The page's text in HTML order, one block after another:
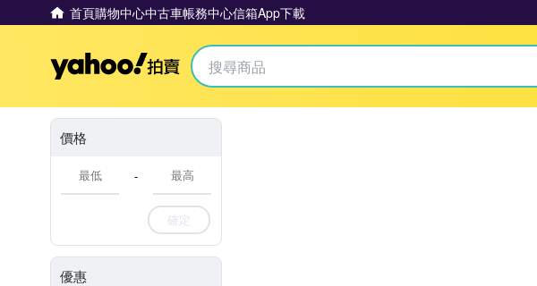
首頁購物中心中古車帳務中心信箱App下載
Yahoo拍賣
價格
-
確定
優惠